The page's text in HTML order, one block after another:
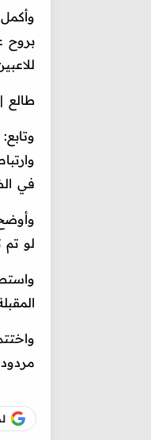
بروح
طالع |
في
لو تم